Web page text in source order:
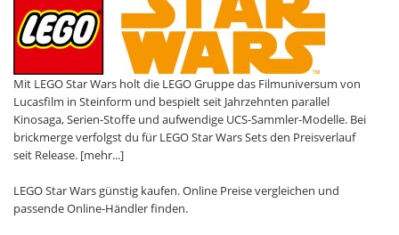
Mit LEGO Star Wars holt die LEGO Gruppe das Filmuniversum von
Lucasfilm in Steinform und bespielt seit Jahrzehnten parallel
Kinosaga, Serien-Stoffe und aufwendige UCS-Sammler-Modelle. Bei
brickmerge verfolgst du für LEGO Star Wars Sets den Preisverlauf
seit Release. [mehr...]
LEGO Star Wars günstig kaufen. Online Preise vergleichen und
passende Online-Händler finden.
Einstellungen